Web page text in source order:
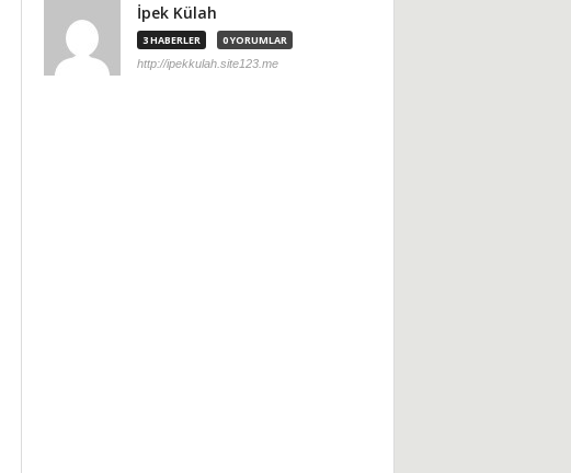
İpek Külah
3 HABERLER 0 YORUMLAR
http://ipekkulah.site123.me